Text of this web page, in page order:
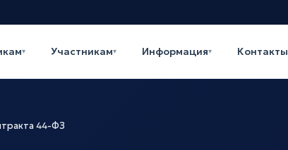
▾ Участникам▾ Информация▾ Контакты
44-ФЗ